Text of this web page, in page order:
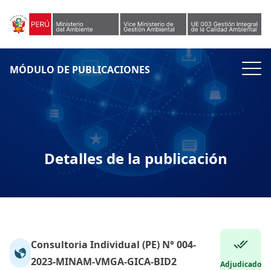
MÓDULO DE PUBLICACIONES
Detalles de la publicación
Consultoria Individual (PE) N° 004-
2023-MINAM-VMGA-GICA-BID2
Adjudicado